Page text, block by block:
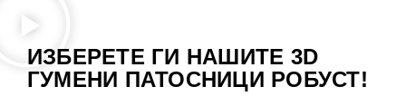
ИЗБЕРЕТЕ ГИ НАШИТЕ 3D
ГУМЕНИ ПАТОСНИЦИ РОБУСТ!